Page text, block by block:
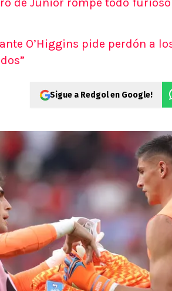
O’Higgins pide perdón a
Sigue a Redgol en Google!